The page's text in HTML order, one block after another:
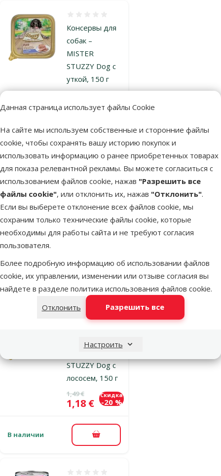
Данная страница использует файлы Cookie
На сайте мы используем собственные и сторонние файлы
cookie, чтобы сохранять вашу историю покупок и
использовать информацию о ранее приобретенных товарах
для показа релевантной рекламы. Вы можете согласиться с
использованием файлов cookie, нажав "Разрешить все
файлы cookie", или отклонить их, нажав "Отклонить".
Если вы выберете отклонение всех файлов cookie, мы
сохраним только технические файлы cookie, которые
необходимы для работы сайта и не требуют согласия
пользователя.
Более подробную информацию об использовании файлов
cookie, их управлении, изменении или отзыве согласия вы
найдете в разделе политика использования файлов cookie.
Отклонить
Разрешить все
Настроить
Консервы для
собак –
MISTER
STUZZY Dog с
уткой, 150 г
Цена
1,49 €
В наличии В корзину
Консервы для
Ham, 150 г
Оценка 0%
В наличии В корзину
STUZZY Dog с
лососем, 150 г
Оценка 0%
Исходная цена
1,49 €
Цена
1,18 €
Скидка
-20 %
В наличии В корзину